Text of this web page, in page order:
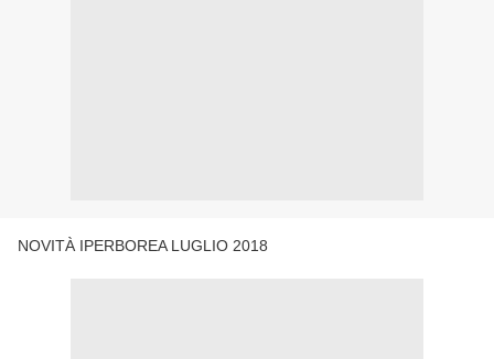
NOVITÀ IPERBOREA LUGLIO 2018